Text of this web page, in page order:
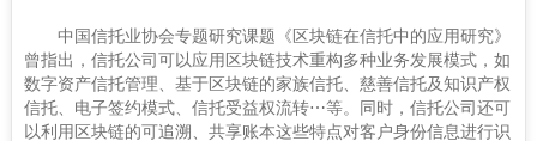
中国信托业协会专题研究课题《区块链在信托中的应用研究》
曾指出，信托公司可以应用区块链技术重构多种业务发展模式，如
数字资产信托管理、基于区块链的家族信托、慈善信托及知识产权
信托、电子签约模式、信托受益权流转⋯等。同时，信托公司还可
以利用区块链的可追溯、共享账本这些特点对客户身份信息进行识